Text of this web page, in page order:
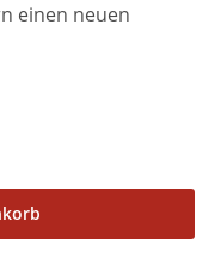
einen neuen